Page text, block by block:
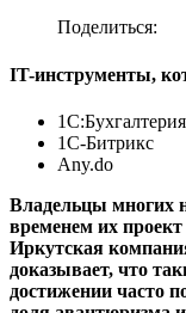
Поделиться:
IT-инструменты,
1С:Бухгалтерия
1С-Битрикс
Any.do
Владельцы многих
временем их
Иркутская
доказывает, что
достижении часто